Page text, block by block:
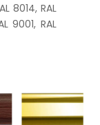
8014, RAL
9001, RAL